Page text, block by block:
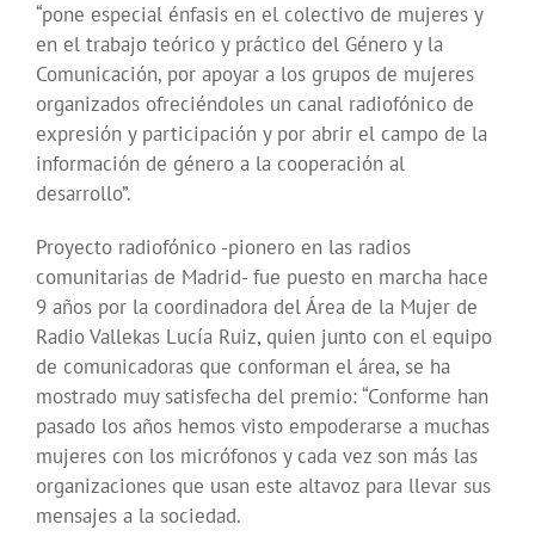
“pone especial énfasis en el colectivo de mujeres y
en el trabajo teórico y práctico del Género y la
Comunicación, por apoyar a los grupos de mujeres
organizados ofreciéndoles un canal radiofónico de
expresión y participación y por abrir el campo de la
información de género a la cooperación al
desarrollo”.
Proyecto radiofónico -pionero en las radios
comunitarias de Madrid- fue puesto en marcha hace
9 años por la coordinadora del Área de la Mujer de
Radio Vallekas Lucía Ruiz, quien junto con el equipo
de comunicadoras que conforman el área, se ha
mostrado muy satisfecha del premio: “Conforme han
pasado los años hemos visto empoderarse a muchas
mujeres con los micrófonos y cada vez son más las
organizaciones que usan este altavoz para llevar sus
mensajes a la sociedad.